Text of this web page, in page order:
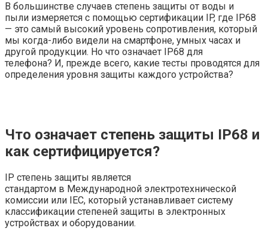
В большинстве случаев степень защиты от воды и
пыли измеряется с помощью сертификации IP, где IP68
— это самый высокий уровень сопротивления, который
мы когда-либо видели на смартфоне, умных часах и
другой продукции. Но что означает IP68 для
телефона? И, прежде всего, какие тесты проводятся для
определения уровня защиты каждого устройства?
Что означает степень защиты IP68 и
как сертифицируется?
IP степень защиты является
стандартом в Международной электротехнической
комиссии или IEC, который устанавливает систему
классификации степеней защиты в электронных
устройствах и оборудовании.